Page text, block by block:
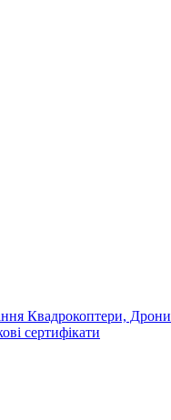
Квадрокоптери, Дрони
сертифікати